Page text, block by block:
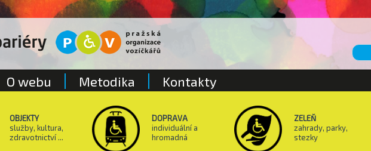
OBJEKTY
služby, kultura,
zdravotnictví ...
DOPRAVA
individuální a
hromadná
ZELEŇ
zahrady, parky,
stezky
O webu Metodika Kontakty